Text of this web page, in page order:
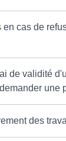
en cas de
de validité
une
des